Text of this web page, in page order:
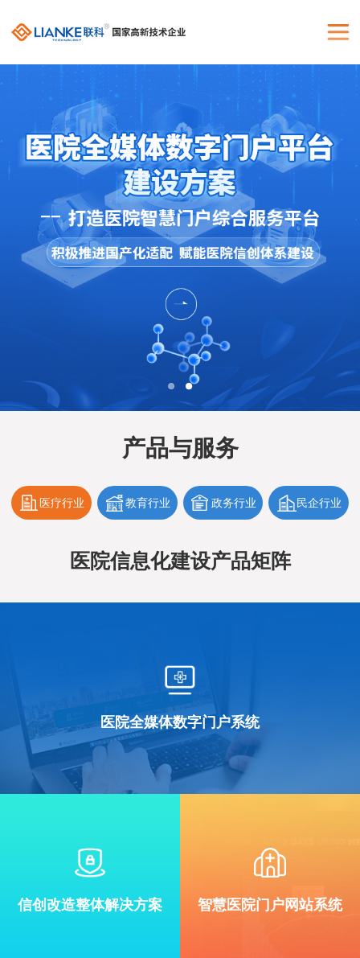
产品与服务
医疗行业 教育行业 政务行业 民企行业
医院信息化建设产品矩阵
医院全媒体数字门户系统
信创改造整体解决方案 智慧医院门户网站系统